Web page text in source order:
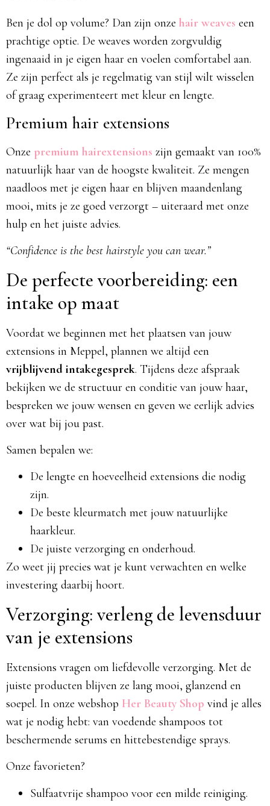
Ben je dol op volume? Dan zijn onze hair weaves een
prachtige optie. De weaves worden zorgvuldig
ingenaaid in je eigen haar en voelen comfortabel aan.
Ze zijn perfect als je regelmatig van stijl wilt wisselen
of graag experimenteert met kleur en lengte.
Premium hair extensions
Onze premium hairextensions zijn gemaakt van 100%
natuurlijk haar van de hoogste kwaliteit. Ze mengen
naadloos met je eigen haar en blijven maandenlang
mooi, mits je ze goed verzorgt – uiteraard met onze
hulp en het juiste advies.
“Confidence is the best hairstyle you can wear.”
De perfecte voorbereiding: een
intake op maat
Voordat we beginnen met het plaatsen van jouw
extensions in Meppel, plannen we altijd een
vrijblijvend intakegesprek. Tijdens deze afspraak
bekijken we de structuur en conditie van jouw haar,
bespreken we jouw wensen en geven we eerlijk advies
over wat bij jou past.
Samen bepalen we:
De lengte en hoeveelheid extensions die nodig
zijn.
De beste kleurmatch met jouw natuurlijke
haarkleur.
De juiste verzorging en onderhoud.
Zo weet jij precies wat je kunt verwachten en welke
investering daarbij hoort.
Verzorging: verleng de levensduur
van je extensions
Extensions vragen om liefdevolle verzorging. Met de
juiste producten blijven ze lang mooi, glanzend en
soepel. In onze webshop Her Beauty Shop vind je alles
wat je nodig hebt: van voedende shampoos tot
beschermende serums en hittebestendige sprays.
Onze favorieten?
Sulfaatvrije shampoo voor een milde reiniging.